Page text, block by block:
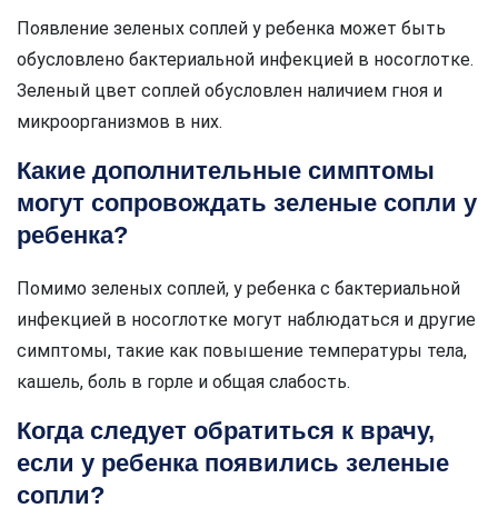
Появление зеленых соплей у ребенка может быть
обусловлено бактериальной инфекцией в носоглотке.
Зеленый цвет соплей обусловлен наличием гноя и
микроорганизмов в них.
Какие дополнительные симптомы
могут сопровождать зеленые сопли у
ребенка?
Помимо зеленых соплей, у ребенка с бактериальной
инфекцией в носоглотке могут наблюдаться и другие
симптомы, такие как повышение температуры тела,
кашель, боль в горле и общая слабость.
Когда следует обратиться к врачу,
если у ребенка появились зеленые
сопли?